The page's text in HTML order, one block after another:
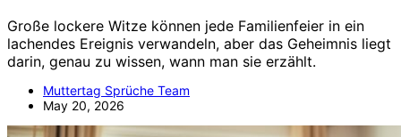
Große lockere Witze können jede Familienfeier in ein
lachendes Ereignis verwandeln, aber das Geheimnis liegt
darin, genau zu wissen, wann man sie erzählt.
Muttertag Sprüche Team
May 20, 2026